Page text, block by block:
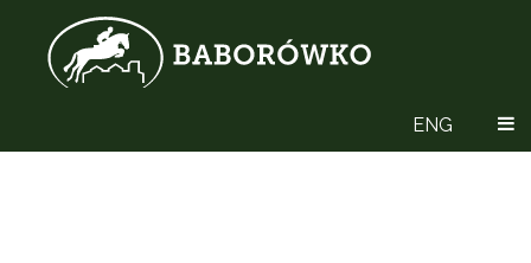
ENG